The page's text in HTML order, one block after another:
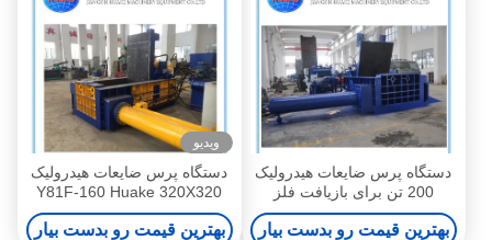
دستگاه پرس ضایعات هیدرولیک
200 تن برای بازیافت فلز
بهترین قیمت رو بدست بیار
ویدیو
دستگاه پرس ضایعات هیدرولیک
Y81F-160 Huake 320X320
بهترین قیمت رو بدست بیار